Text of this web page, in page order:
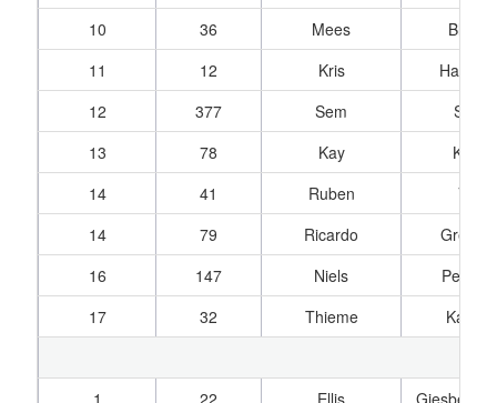
10 36 Mees
11
12 Kris
12
377 Sem
Spruit
13
78 Kay
Kuper
14
41 Ruben
Vuijk
14
79 Ricardo
Greef,
16
147 Niels
17
32 Thieme
1 22 Ellis